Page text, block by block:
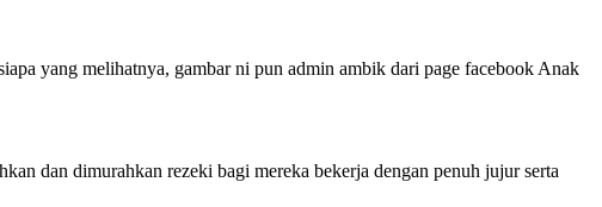
yang melihatnya, gambar ni pun admin ambik dari page facebook Anak
dan dimurahkan rezeki bagi mereka bekerja dengan penuh jujur serta